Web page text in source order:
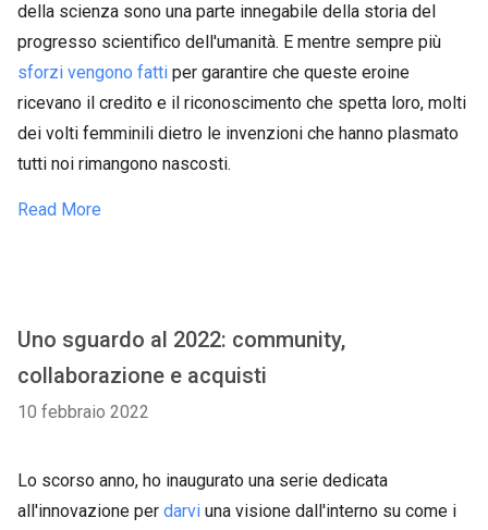
della scienza sono una parte innegabile della storia del
progresso scientifico dell'umanità. E mentre sempre più
sforzi vengono fatti per garantire che queste eroine
ricevano il credito e il riconoscimento che spetta loro, molti
dei volti femminili dietro le invenzioni che hanno plasmato
tutti noi rimangono nascosti.
Read More
Uno sguardo al 2022: community,
collaborazione e acquisti
10 febbraio 2022
Lo scorso anno, ho inaugurato una serie dedicata
all'innovazione per darvi una visione dall'interno su come i